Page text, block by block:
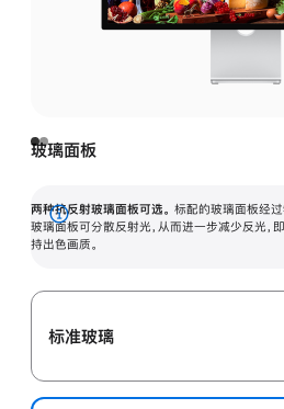
玻璃面板
两种抗反射玻璃面板可选。 标配的玻璃面板经过
玻璃面板可分散反射光，从而进一步减少反光，
持出色画质。
展
开
标准玻璃